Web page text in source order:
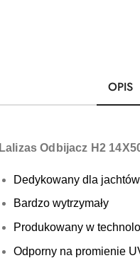
OPIS
Lalizas Odbijacz H2
Dedykowany dla
Bardzo wytrzymały
Produkowany w
Odporny na promienie